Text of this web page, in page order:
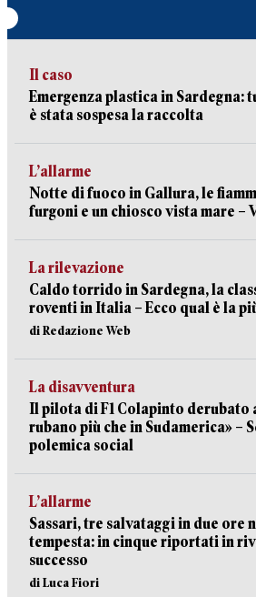
Il caso
Emergenza plastica in Sardegna:
è stata sospesa la raccolta
L’allarme
Notte di fuoco in Gallura, le
furgoni e un chiosco vista mare –
La rilevazione
Caldo torrido in Sardegna, la
roventi in Italia – Ecco qual è la
di Redazione Web
La disavventura
Il pilota di F1 Colapinto derubato
rubano più che in Sudamerica» –
polemica social
L’allarme
Sassari, tre salvataggi in due ore
tempesta: in cinque riportati in
successo
di Luca Fiori